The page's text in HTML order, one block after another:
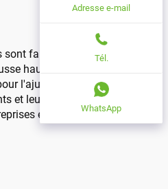
de Chine
fabriqués à
haute densité et
l'ajustement de la
et leur excellent
et institutions
Adresse e-mail
Tél.
WhatsApp